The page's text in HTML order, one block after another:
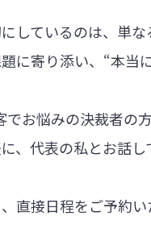
しているのは、単
に寄り添い、“本当
お悩みの決裁者の
、代表の私とお話し
直接日程をご予約い